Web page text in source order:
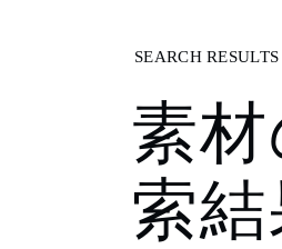
MOKUBA について
ブランドコンセプト
素
索結